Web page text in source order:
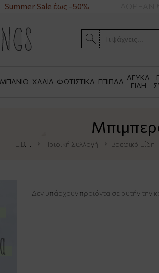
Summer Sale έως -50% ΔΩΡΕΑΝ
ΜΠΑΝΙΟ ΧΑΛΙΑ ΦΩΤΙΣΤΙΚΑ ΕΠΙΠΛΑ ΛΕΥΚΑ
ΕΙΔΗ
L.B.T. Παιδική Συλλογή Βρεφικά Είδη
Δεν υπάρχουν προϊόντα σε αυτήν την